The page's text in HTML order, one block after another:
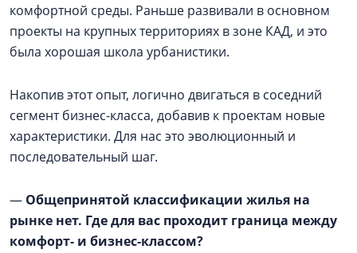
комфортной среды. Раньше развивали в основном
проекты на крупных территориях в зоне КАД, и это
была хорошая школа урбанистики.
Накопив этот опыт, логично двигаться в соседний
сегмент бизнес-класса, добавив к проектам новые
характеристики. Для нас это эволюционный и
последовательный шаг.
— Общепринятой классификации жилья на
рынке нет. Где для вас проходит граница между
комфорт- и бизнес-классом?